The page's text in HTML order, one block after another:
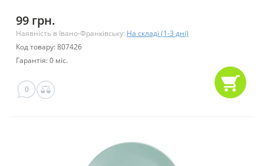
99 грн.
Наявність в Івано-Франківську: На складі (1-3 дні)
Код товару: 807426
Гарантія: 0 міс.
0